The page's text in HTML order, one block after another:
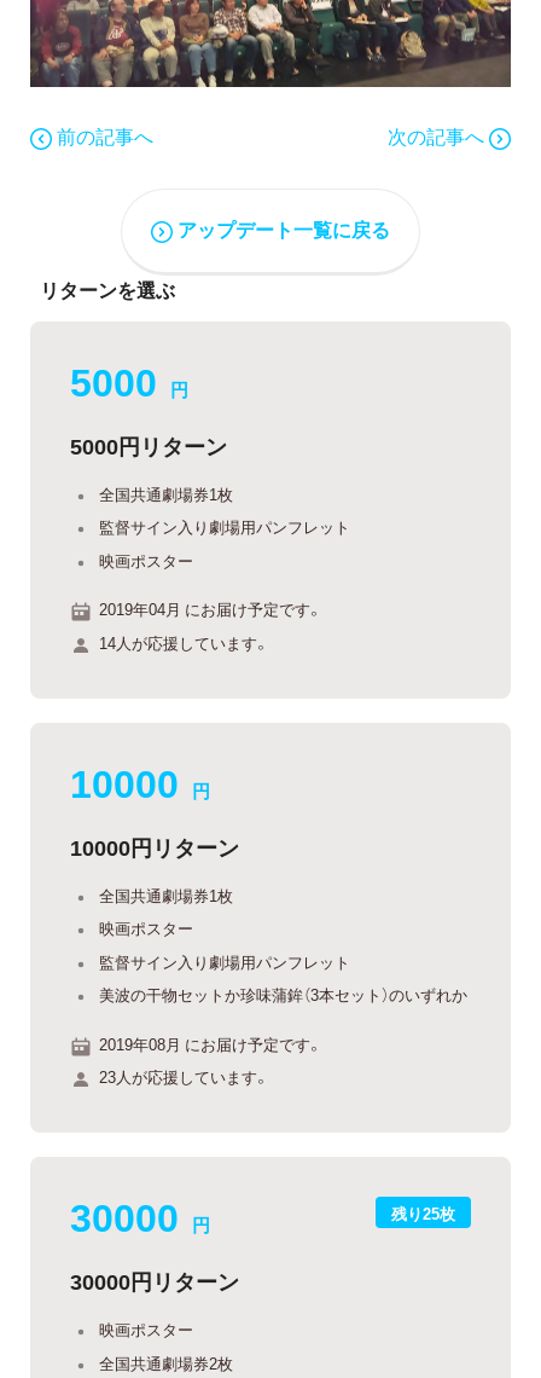
前の記事へ 次の記事へ
アップデート一覧に戻る
リターンを選ぶ
5000 円
5000円リターン
全国共通劇場券1枚
監督サイン入り劇場用パンフレット
映画ポスター
2019年04月 にお届け予定です。
14人が応援しています。
10000 円
10000円リターン
全国共通劇場券1枚
映画ポスター
監督サイン入り劇場用パンフレット
美波の干物セットか珍味蒲鉾（3本セット）のいずれか
2019年08月 にお届け予定です。
23人が応援しています。
残り25枚
30000 円
30000円リターン
映画ポスター
全国共通劇場券2枚